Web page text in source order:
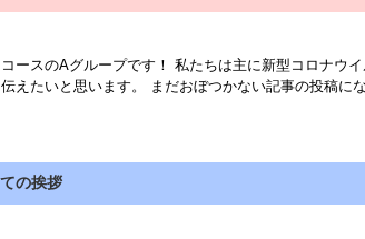
ースのAグループです！ 私たちは主に新型コロナウ
えたいと思います。 まだおぼつかない記事の投稿にな
の挨拶